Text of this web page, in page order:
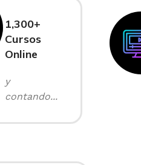
1,300+
Cursos
Online
y
contando...